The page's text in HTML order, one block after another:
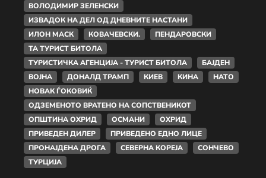
ВОЛОДИМИР ЗЕЛЕНСКИ
ИЗВАДОК НА ДЕЛ ОД ДНЕВНИТЕ НАСТАНИ
ИЛОН МАСК
КОВАЧЕВСКИ.
ПЕНДАРОВСКИ
ТА ТУРИСТ БИТОЛА
ТУРИСТИЧКА АГЕНЦИЈА - ТУРИСТ БИТОЛА
БАЈДЕН
ВОЈНА
ДОНАЛД ТРАМП КИЕВ КИНА
НАТО
НОВАК ЃОКОВИЌ
ОДЗЕМЕНОТО ВРАТЕНО НА СОПСТВЕНИКОТ
ОПШТИНА ОХРИД
ОСМАНИ
ОХРИД
ПРИВЕДЕН ДИЛЕР
ПРИВЕДЕНО ЕДНО ЛИЦЕ
ПРОНАЈДЕНА ДРОГА
СЕВЕРНА КОРЕЈА
СОНЧЕВО
ТУРЦИЈА